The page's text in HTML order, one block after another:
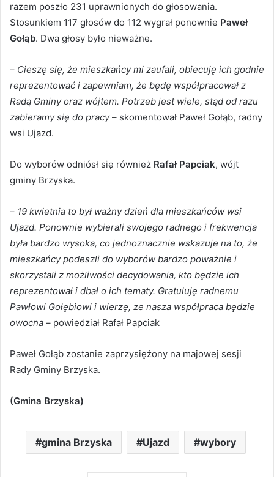
razem poszło 231 uprawnionych do głosowania.
Stosunkiem 117 głosów do 112 wygrał ponownie Paweł
Gołąb. Dwa głosy było nieważne.
– Cieszę się, że mieszkańcy mi zaufali, obiecuję ich godnie
reprezentować i zapewniam, że będę współpracował z
Radą Gminy oraz wójtem. Potrzeb jest wiele, stąd od razu
zabieramy się do pracy– skomentował Paweł Gołąb, radny
wsi Ujazd.
Do wyborów odniósł się również Rafał Papciak, wójt
gminy Brzyska.
– 19 kwietnia to był ważny dzień dla mieszkańców wsi
Ujazd. Ponownie wybierali swojego radnego i frekwencja
była bardzo wysoka, co jednoznacznie wskazuje na to, że
mieszkańcy podeszli do wyborów bardzo poważnie i
skorzystali z możliwości decydowania, kto będzie ich
reprezentował i dbał o ich tematy. Gratuluję radnemu
Pawłowi Gołębiowi i wierzę, ze nasza współpraca będzie
owocna – powiedział Rafał Papciak
Paweł Gołąb zostanie zaprzysiężony na majowej sesji
Rady Gminy Brzyska.
(Gmina Brzyska)
gmina Brzyska Ujazd wybory